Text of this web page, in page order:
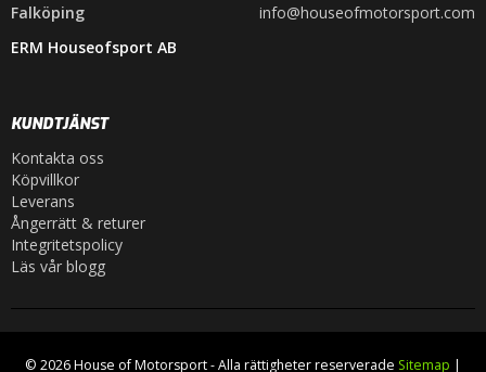
Falköping
ERM Houseofsport AB
info@houseofmotorsport.com
KUNDTJÄNST
Kontakta oss
Köpvillkor
Leverans
Ångerrätt & returer
Integritetspolicy
Läs vår blogg
© 2026 House of Motorsport - Alla rättigheter reserverade Sitemap |